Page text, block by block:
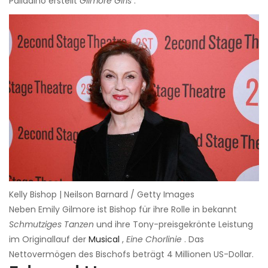
Kelly Bishop | Neilson Barnard / Getty Images
Neben Emily Gilmore ist Bishop für ihre Rolle in bekannt
Schmutziges Tanzen und ihre Tony-preisgekrönte Leistung
im Originallauf der Musical , Eine Chorlinie . Das
Nettovermögen des Bischofs beträgt 4 Millionen US-Dollar.